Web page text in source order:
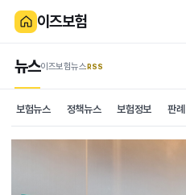
이즈보험
뉴스이즈보험뉴스.RSS
보험뉴스 정책뉴스 보험정보 판례